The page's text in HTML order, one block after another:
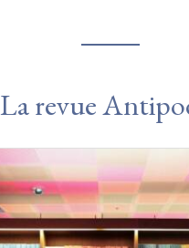
La revue